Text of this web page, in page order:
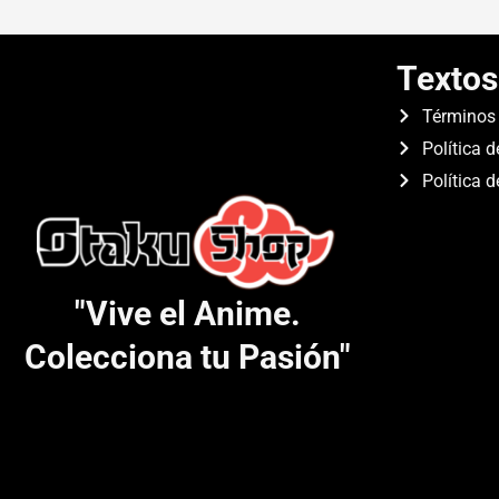
"Vive el Anime.
Colecciona tu Pasión"
Política
Política